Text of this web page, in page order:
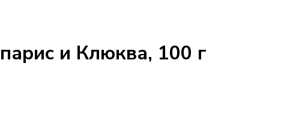
и Клюква, 100 г